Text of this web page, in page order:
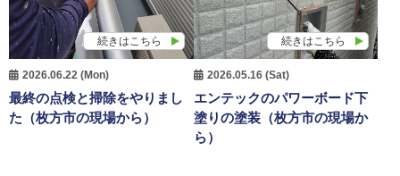
続きはこちら
2026.06.22 (Mon)
最終の点検と掃除をやりまし
た（枚方市の現場から）
続きはこちら
2026.05.16 (Sat)
エンテックのパワーボード下
塗りの塗装（枚方市の現場か
ら）